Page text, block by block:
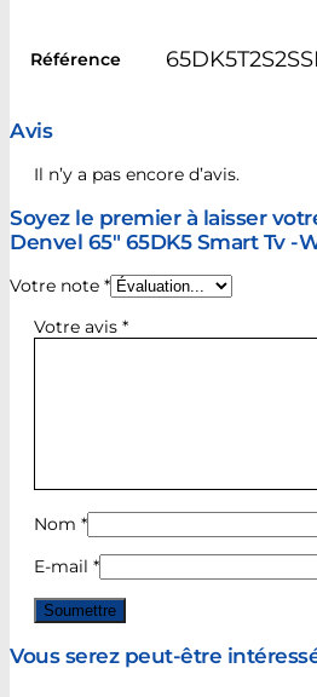
Référence
Avis
Il n’y a pas encore d’avis.
Soyez le premier à laisser
Denvel 65″ 65DK5 Smart Tv -
Votre note *
Votre avis *
Nom *
E-mail *
Vous serez peut-être